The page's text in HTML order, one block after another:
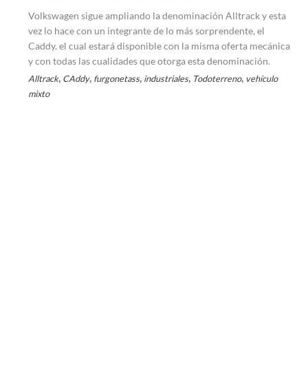
Volkswagen sigue ampliando la denominación Alltrack y esta
vez lo hace con un integrante de lo más sorprendente, el
Caddy, el cual estará disponible con la misma oferta mecánica
y con todas las cualidades que otorga esta denominación.
Alltrack, CAddy, furgonetass, industriales, Todoterreno, vehículo
mixto